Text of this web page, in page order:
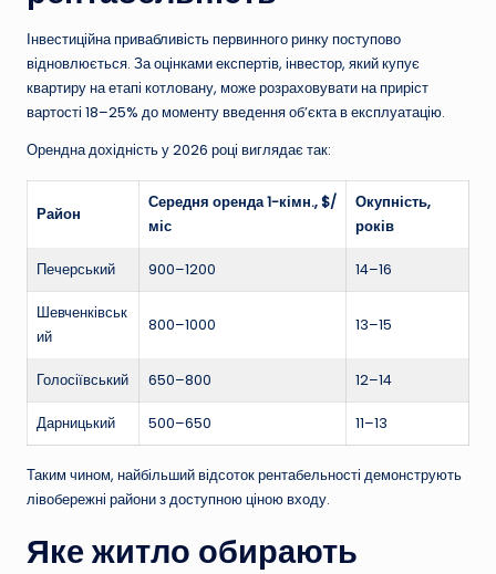
Інвестиційна привабливість первинного ринку поступово
відновлюється. За оцінками експертів, інвестор, який купує
квартиру на етапі котловану, може розраховувати на приріст
вартості 18–25% до моменту введення об’єкта в експлуатацію.
Орендна дохідність у 2026 році виглядає так:
Район
Середня оренда 1-кімн., $/
міс
Окупність,
років
Печерський 900–1200 14–16
Шевченківськ
ий
800–1000 13–15
Голосіївський 650–800 12–14
Дарницький 500–650 11–13
Таким чином, найбільший відсоток рентабельності демонструють
лівобережні райони з доступною ціною входу.
Яке житло обирають